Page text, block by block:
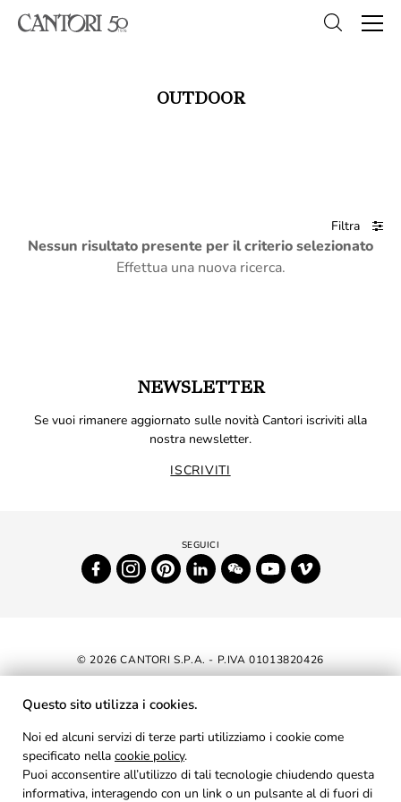
OUTDOOR
Filtra
Nessun risultato presente per il criterio selezionato
Effettua una nuova ricerca.
NEWSLETTER
Se vuoi rimanere aggiornato sulle novità Cantori iscriviti alla
nostra newsletter.
ISCRIVITI
© 2026 CANTORI S.P.A. - P.IVA 01013820426
DICHIARAZIONE DI ACCESSIBILITÀ
AREA RISERVATA
PRIVACY
Questo sito utilizza i cookies.
Noi ed alcuni servizi di terze parti utilizziamo i cookie come
specificato nella cookie policy.
Puoi acconsentire all’utilizzo di tali tecnologie chiudendo questa
informativa, interagendo con un link o un pulsante al di fuori di